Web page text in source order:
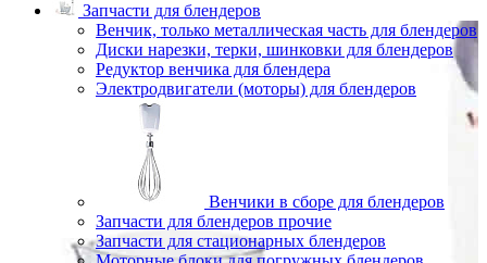
Запчасти для блендеров
Венчик, только металлическая часть для блендеров
Диски нарезки, терки, шинковки для блендеров
Редуктор венчика для блендера
Электродвигатели (моторы) для блендеров
Венчики в сборе для блендеров
Запчасти для блендеров прочие
Запчасти для стационарных блендеров